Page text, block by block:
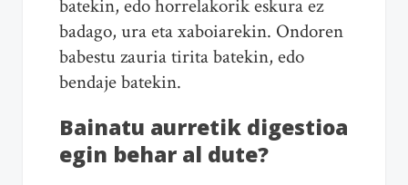
batekin, edo horrelakorik eskura ez
badago, ura eta xaboiarekin. Ondoren
babestu zauria tirita batekin, edo
bendaje batekin.
Bainatu aurretik digestioa
egin behar al dute?